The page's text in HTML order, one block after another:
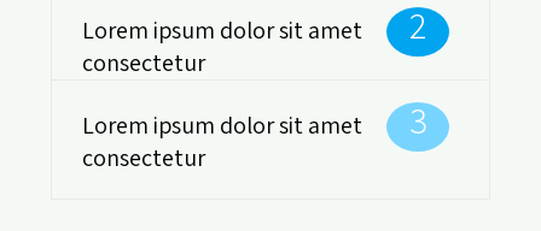
2
Lorem ipsum dolor sit amet
consectetur
3
Lorem ipsum dolor sit amet
consectetur